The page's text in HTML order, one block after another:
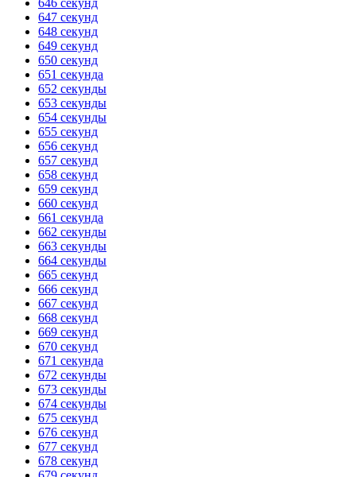
646 секунд
647 секунд
648 секунд
649 секунд
650 секунд
651 секунда
652 секунды
653 секунды
654 секунды
655 секунд
656 секунд
657 секунд
658 секунд
659 секунд
660 секунд
661 секунда
662 секунды
663 секунды
664 секунды
665 секунд
666 секунд
667 секунд
668 секунд
669 секунд
670 секунд
671 секунда
672 секунды
673 секунды
674 секунды
675 секунд
676 секунд
677 секунд
678 секунд